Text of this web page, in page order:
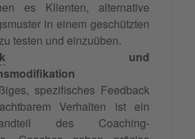
es Klienten, alternative
in einem geschützten
testen und einzuüben.
und
spezifisches Feedback
Verhalten ist ein
des Coaching-